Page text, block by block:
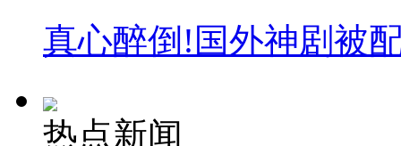
真心醉倒!国外神剧被
热点新闻